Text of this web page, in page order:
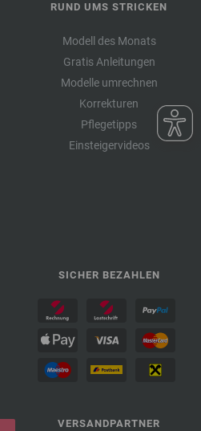
RUND UMS STRICKEN
Modell des Monats
Gratis Anleitungen
Modelle umrechnen
Korrekturen
Pflegetipps
Einsteigervideos
SICHER BEZAHLEN
VERSANDPARTNER